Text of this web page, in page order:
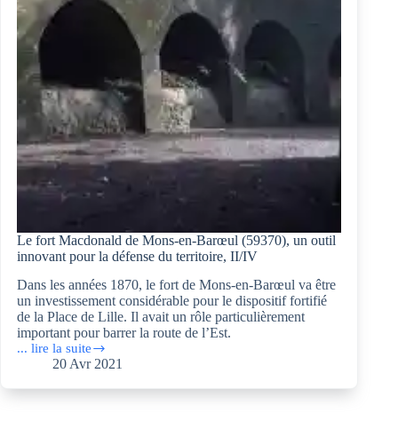
dispositif
du
Camp
retranché
de
Lille,
I/IV
Le fort Macdonald de Mons-en-Barœul (59370), un outil
innovant pour la défense du territoire, II/IV
Dans les années 1870, le fort de Mons-en-Barœul va être
un investissement considérable pour le dispositif fortifié
de la Place de Lille. Il avait un rôle particulièrement
important pour barrer la route de l’Est.
... lire la suite
Le
20 Avr 2021